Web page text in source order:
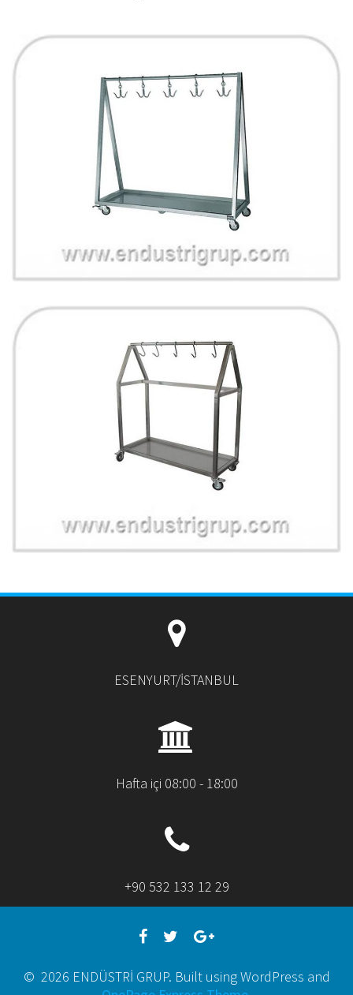
ESENYURT/İSTANBUL
Hafta içi 08:00 - 18:00
+90 532 133 12 29
© 2026 ENDÜSTRİ GRUP. Built using WordPress and